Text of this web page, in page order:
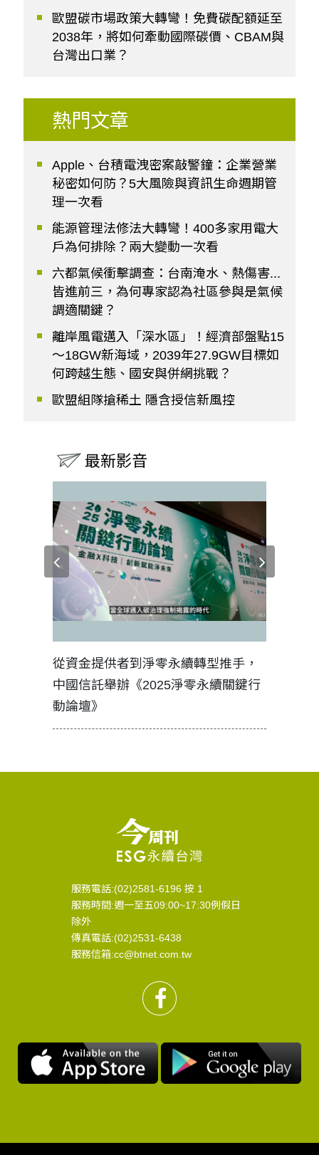
歐盟碳市場政策大轉彎！免費碳配額延至
2038年，將如何牽動國際碳價、CBAM與
台灣出口業？
熱門文章
Apple、台積電洩密案敲警鐘：企業營業
秘密如何防？5大風險與資訊生命週期管
理一次看
能源管理法修法大轉彎！400多家用電大
戶為何排除？兩大變動一次看
六都氣候衝擊調查：台南淹水、熱傷害...
皆進前三，為何專家認為社區參與是氣候
調適關鍵？
離岸風電邁入「深水區」！經濟部盤點15
～18GW新海域，2039年27.9GW目標如
何跨越生態、國安與併網挑戰？
歐盟組隊搶稀土 隱含授信新風控
最新影音
從資金提供者到淨零永續轉型推手，
中國信託舉辦《2025淨零永續關鍵行
動論壇》
服務電話:(02)2581-6196 按 1
服務時間:週一至五09:00~17:30例假日
除外
傳真電話:(02)2531-6438
服務信箱:cc@btnet.com.tw